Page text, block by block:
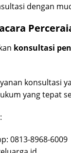
dengan
konsultasi
konsultasi
yang tepat
0813-8968-6009